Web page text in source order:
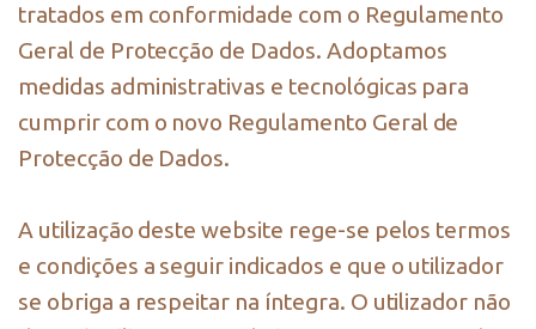
tratados em conformidade com o Regulamento
Geral de Protecção de Dados. Adoptamos
medidas administrativas e tecnológicas para
cumprir com o novo Regulamento Geral de
Protecção de Dados.
A utilização deste website rege-se pelos termos
e condições a seguir indicados e que o utilizador
se obriga a respeitar na íntegra. O utilizador não